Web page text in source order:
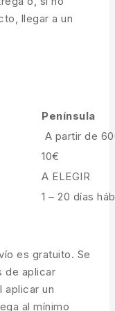
llegar a un
Península
A partir de
10€
A ELEGIR
1 – 20 días
es gratuito. Se
de aplicar
aplicar un
al mínimo